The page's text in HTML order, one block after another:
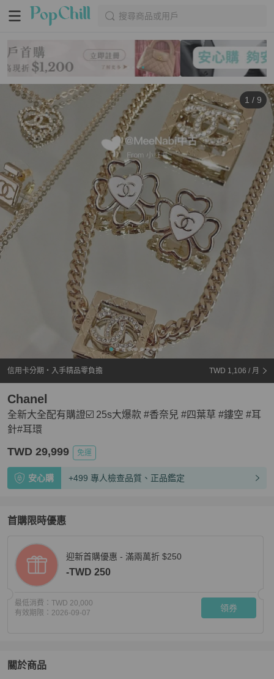
搜尋商品或用戶
1 / 9
信用卡分期・入手精品零負擔 TWD 1,106 / 月
全新大全配有購證☑️ 25s大爆款 #香奈兒 #四葉草 #鏤空 #耳
針#耳環
Chanel
TWD 29,999 免運
安心購 +499 專人檢查品質、正品鑑定
首購限時優惠
迎新首購優惠 - 滿兩萬折 $250
-TWD 250
最低消費： TWD 20,000
有效期限： 2026-09-07 領券
關於商品